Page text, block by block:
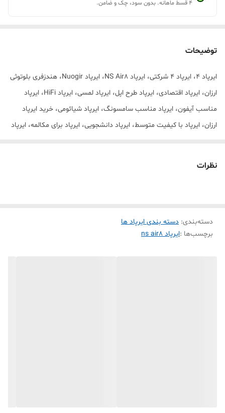
۴ قسط ماهانه. بدون سود، چک و ضامن.
توضیحات
ایرپاد ۴، ایرپاد 4 شرکتی، ایرپاد NS Air8، ایرپاد Nuogir، هندزفری بلوتوثی
ارزان، ایرپاد اقتصادی، ایرپاد طرح اپل، ایرپاد لمسی، ایرپاد HiFi، ایرپاد
مناسب آیفون، ایرپاد مناسب سامسونگ، ایرپاد شیائومی، خرید ایرپاد
ارزان، ایرپاد با کیفیت متوسط، ایرپاد دانشجویی، ایرپاد برای مکالمه، ایرپاد
نظرات
دسته‌بندی: دسته بندی ایرپاد ها
برچسب‌ها :ایرپاد ns air8